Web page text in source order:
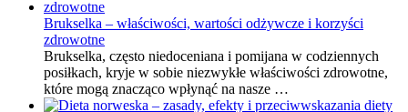
Brukselka – właściwości, wartości odżywcze i korzyści
zdrowotne
Brukselka, często niedoceniana i pomijana w codziennych
posiłkach, kryje w sobie niezwykłe właściwości zdrowotne,
które mogą znacząco wpłynąć na nasze …